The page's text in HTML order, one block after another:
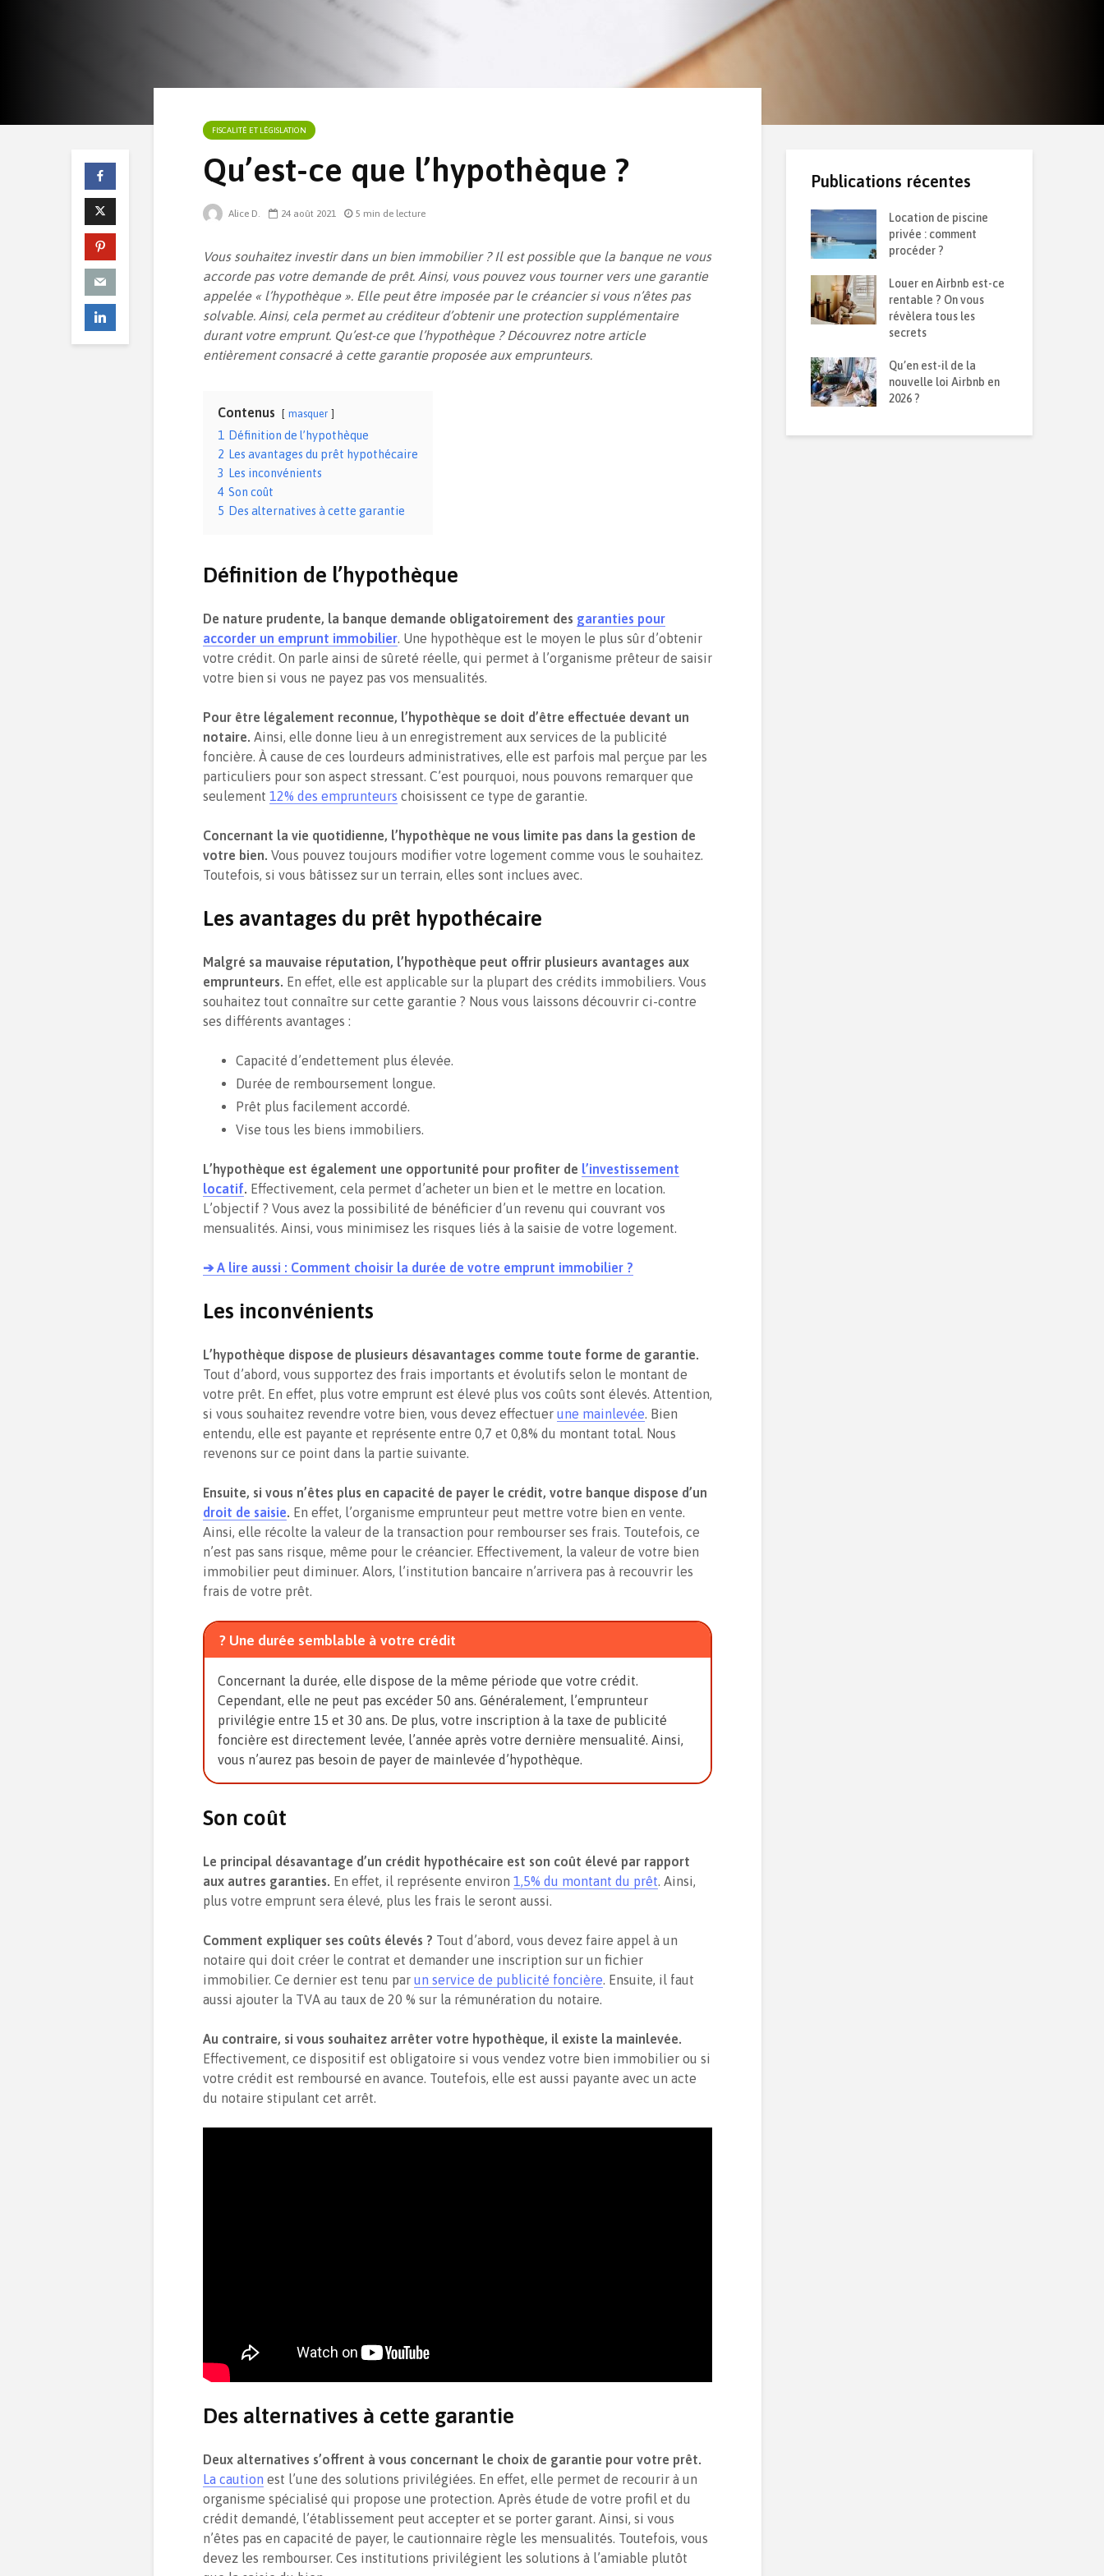
FISCALITÉ ET LÉGISLATION
Qu’est-ce que l’hypothèque ?
Alice D. 24 août 2021 5 min de lecture
Vous souhaitez investir dans un bien immobilier ? Il est possible que la banque ne vous
accorde pas votre demande de prêt. Ainsi, vous pouvez vous tourner vers une garantie
appelée « l’hypothèque ». Elle peut être imposée par le créancier si vous n’êtes pas
solvable. Ainsi, cela permet au créditeur d’obtenir une protection supplémentaire
durant votre emprunt. Qu’est-ce que l’hypothèque ? Découvrez notre article
entièrement consacré à cette garantie proposée aux emprunteurs.
Contenus masquer
1
Définition de l’hypothèque
2 Les avantages du prêt hypothécaire
3
Les inconvénients
4 Son coût
5 Des alternatives à cette garantie
Définition de l’hypothèque
De nature prudente, la banque demande obligatoirement des garanties pour
accorder un emprunt immobilier. Une hypothèque est le moyen le plus sûr d’obtenir
votre crédit. On parle ainsi de sûreté réelle, qui permet à l’organisme prêteur de saisir
votre bien si vous ne payez pas vos mensualités.
Pour être légalement reconnue, l’hypothèque se doit d’être effectuée devant un
notaire. Ainsi, elle donne lieu à un enregistrement aux services de la publicité
foncière. À cause de ces lourdeurs administratives, elle est parfois mal perçue par les
particuliers pour son aspect stressant. C’est pourquoi, nous pouvons remarquer que
seulement 12% des emprunteurs choisissent ce type de garantie.
Concernant la vie quotidienne, l’hypothèque ne vous limite pas dans la gestion de
votre bien. Vous pouvez toujours modifier votre logement comme vous le souhaitez.
Toutefois, si vous bâtissez sur un terrain, elles sont inclues avec.
Les avantages du prêt hypothécaire
Malgré sa mauvaise réputation, l’hypothèque peut offrir plusieurs avantages aux
emprunteurs. En effet, elle est applicable sur la plupart des crédits immobiliers. Vous
souhaitez tout connaître sur cette garantie ? Nous vous laissons découvrir ci-contre
ses différents avantages :
Capacité d’endettement plus élevée.
Durée de remboursement longue.
Prêt plus facilement accordé.
Vise tous les biens immobiliers.
L’hypothèque est également une opportunité pour profiter de l’investissement
locatif. Effectivement, cela permet d’acheter un bien et le mettre en location.
L’objectif ? Vous avez la possibilité de bénéficier d’un revenu qui couvrant vos
mensualités. Ainsi, vous minimisez les risques liés à la saisie de votre logement.
➔ A lire aussi : Comment choisir la durée de votre emprunt immobilier ?
Les inconvénients
L’hypothèque dispose de plusieurs désavantages comme toute forme de garantie.
Tout d’abord, vous supportez des frais importants et évolutifs selon le montant de
votre prêt. En effet, plus votre emprunt est élevé plus vos coûts sont élevés. Attention,
si vous souhaitez revendre votre bien, vous devez effectuer une mainlevée. Bien
entendu, elle est payante et représente entre 0,7 et 0,8% du montant total. Nous
revenons sur ce point dans la partie suivante.
Ensuite, si vous n’êtes plus en capacité de payer le crédit, votre banque dispose d’un
droit de saisie. En effet, l’organisme emprunteur peut mettre votre bien en vente.
Ainsi, elle récolte la valeur de la transaction pour rembourser ses frais. Toutefois, ce
n’est pas sans risque, même pour le créancier. Effectivement, la valeur de votre bien
immobilier peut diminuer. Alors, l’institution bancaire n’arrivera pas à recouvrir les
frais de votre prêt.
? Une durée semblable à votre crédit
Concernant la durée, elle dispose de la même période que votre crédit.
Cependant, elle ne peut pas excéder 50 ans. Généralement, l’emprunteur
privilégie entre 15 et 30 ans. De plus, votre inscription à la taxe de publicité
foncière est directement levée, l’année après votre dernière mensualité. Ainsi,
vous n’aurez pas besoin de payer de mainlevée d’hypothèque.
Son coût
Le principal désavantage d’un crédit hypothécaire est son coût élevé par rapport
aux autres garanties. En effet, il représente environ 1,5% du montant du prêt. Ainsi,
plus votre emprunt sera élevé, plus les frais le seront aussi.
Comment expliquer ses coûts élevés ? Tout d’abord, vous devez faire appel à un
notaire qui doit créer le contrat et demander une inscription sur un fichier
immobilier. Ce dernier est tenu par un service de publicité foncière. Ensuite, il faut
aussi ajouter la TVA au taux de 20 % sur la rémunération du notaire.
Au contraire, si vous souhaitez arrêter votre hypothèque, il existe la mainlevée.
Effectivement, ce dispositif est obligatoire si vous vendez votre bien immobilier ou si
votre crédit est remboursé en avance. Toutefois, elle est aussi payante avec un acte
du notaire stipulant cet arrêt.
Des alternatives à cette garantie
Deux alternatives s’offrent à vous concernant le choix de garantie pour votre prêt.
La caution est l’une des solutions privilégiées. En effet, elle permet de recourir à un
organisme spécialisé qui propose une protection. Après étude de votre profil et du
crédit demandé, l’établissement peut accepter et se porter garant. Ainsi, si vous
n’êtes pas en capacité de payer, le cautionnaire règle les mensualités. Toutefois, vous
devez les rembourser. Ces institutions privilégient les solutions à l’amiable plutôt
Publications récentes
saisonnière meublée
Comment supprimer un
pont thermique ? La
question perpétuelle
Isolation thermique
par l’extérieur : les
Location de piscine
privée : comment
procéder ?
Louer en Airbnb est-ce
rentable ? On vous
révèlera tous les
secrets
Qu’en est-il de la
nouvelle loi Airbnb en
2026 ?